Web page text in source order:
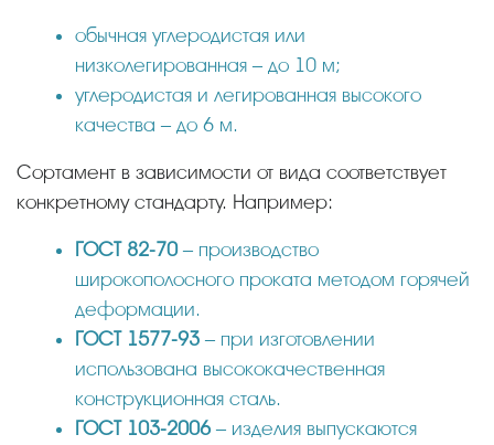
обычная углеродистая или
низколегированная – до 10 м;
углеродистая и легированная высокого
качества – до 6 м.
Сортамент в зависимости от вида соответствует
конкретному стандарту. Например:
ГОСТ 82-70– производство
широкополосного проката методом горячей
деформации.
ГОСТ 1577-93 – при изготовлении
использована высококачественная
конструкционная сталь.
ГОСТ 103-2006– изделия выпускаются